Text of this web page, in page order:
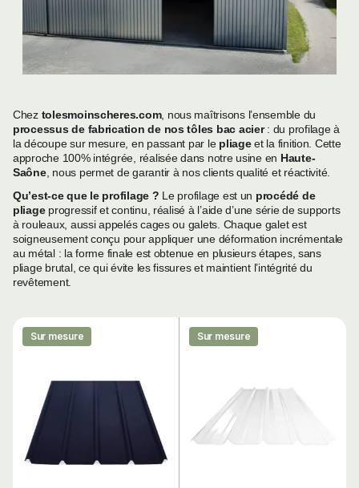
Chez tolesmoinscheres.com, nous maîtrisons l’ensemble du
processus de fabrication de nos tôles bac acier: du profilage à
la découpe sur mesure, en passant par le pliageet la finition. Cette
approche 100% intégrée, réalisée dans notre usine en Haute-
Saône, nous permet de garantir à nos clients qualité et réactivité.
Qu’est-ce que le profilage ? Le profilage est un procédé de
pliageprogressif et continu, réalisé à l’aide d’une série de supports
à rouleaux, aussi appelés cages ou galets. Chaque galet est
soigneusement conçu pour appliquer une déformation incrémentale
au métal : la forme finale est obtenue en plusieurs étapes, sans
pliage brutal, ce qui évite les fissures et maintient l’intégrité du
revêtement.
Sur mesure Sur mesure